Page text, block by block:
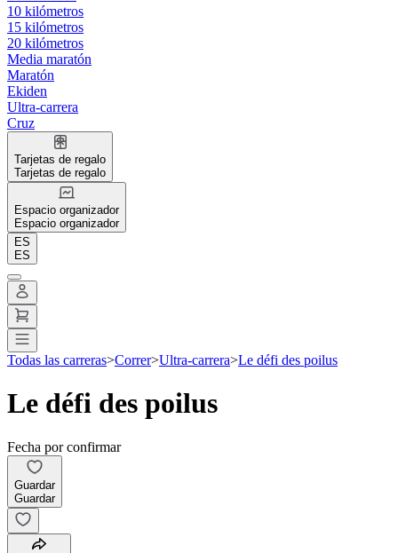
10 kilómetros
15 kilómetros
20 kilómetros
Media maratón
Maratón
Ekiden
Ultra-carrera
Cruz
Tarjetas de regalo
Tarjetas de regalo
Espacio organizador
Espacio organizador
ES
ES
Todas las carreras>Correr>Ultra-carrera>Le défi des poilus
Le défi des poilus
Fecha por confirmar
Guardar
Guardar